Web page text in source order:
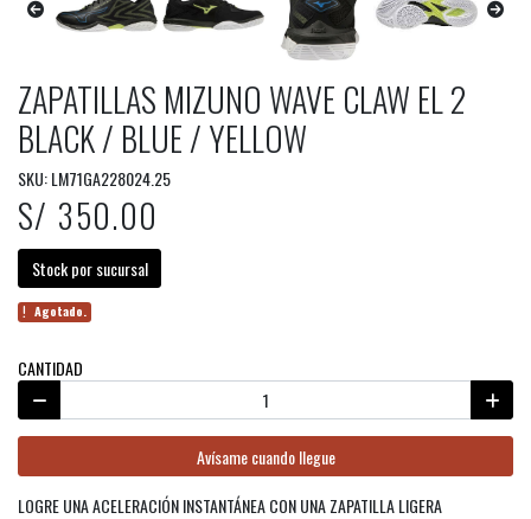
ZAPATILLAS MIZUNO WAVE CLAW EL 2
BLACK / BLUE / YELLOW
SKU: LM71GA228024.25
S/ 350.00
Stock por sucursal
Agotado.
CANTIDAD
Avísame cuando llegue
LOGRE UNA ACELERACIÓN INSTANTÁNEA CON UNA ZAPATILLA LIGERA